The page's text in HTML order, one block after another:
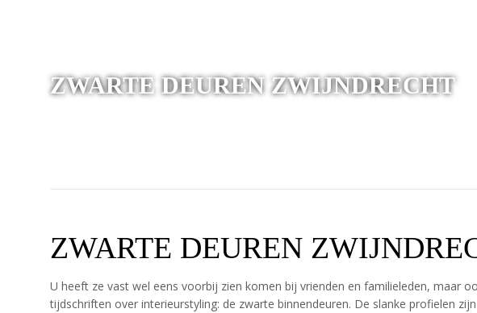
ZWARTE DEUREN ZWIJNDRECHT
ZWARTE DEUREN
U heeft ze vast wel eens voorbij zien komen bij vrienden en familieleden, maar
tijdschriften over interieurstyling: de zwarte binnendeuren. De slanke profielen